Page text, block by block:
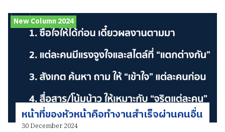
New Column 2024
หน้าที่ของหัวหน้าคือทำงานสำเร็จผ่านคนอื่น
30 December 2024